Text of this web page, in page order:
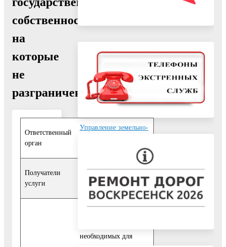
собственность
на
которые
не
разграничена
Ответственный
орган
Управление земельно-
Получатели
услуги
Физические лица,
Юридические лица,
Органы власти
необходимых для